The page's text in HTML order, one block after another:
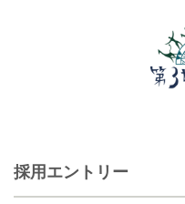
採用エントリー